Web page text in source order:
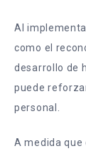
Al
como el
desarrollo de
puede
personal.
A medida que